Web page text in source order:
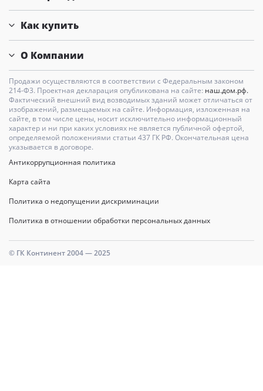
Как купить
О Компании
Продажи осуществляются в соответствии с Федеральным законом
214-Ф3. Проектная декларация опубликована на сайте: наш.дом.рф.
Фактический внешний вид возводимых зданий может отличаться от
изображений, размещаемых на сайте. Информация, изложенная на
сайте, в том числе цены, носит исключительно информационный
характер и ни при каких условиях не является публичной офертой,
определяемой положениями статьи 437 ГК РФ. Окончательная цена
указывается в договоре.
Антикоррупционная политика
Карта сайта
Политика о недопущении дискриминации
Политика в отношении обработки персональных данных
© ГК Континент 2004 — 2025